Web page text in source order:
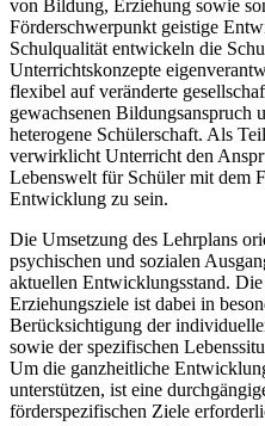
von Bildung, Erziehung sowie
Förderschwerpunkt geistige
Schulqualität entwickeln die
Unterrichtskonzepte
flexibel auf veränderte
gewachsenen Bildungsanspruch
heterogene Schülerschaft. Als
verwirklicht Unterricht den
Lebenswelt für Schüler mit dem
Entwicklung zu sein.
Die Umsetzung des Lehrplans
psychischen und sozialen
aktuellen Entwicklungsstand.
Erziehungsziele ist dabei in
Berücksichtigung der
sowie der spezifischen
Um die ganzheitliche
unterstützen, ist eine
förderspezifischen Ziele